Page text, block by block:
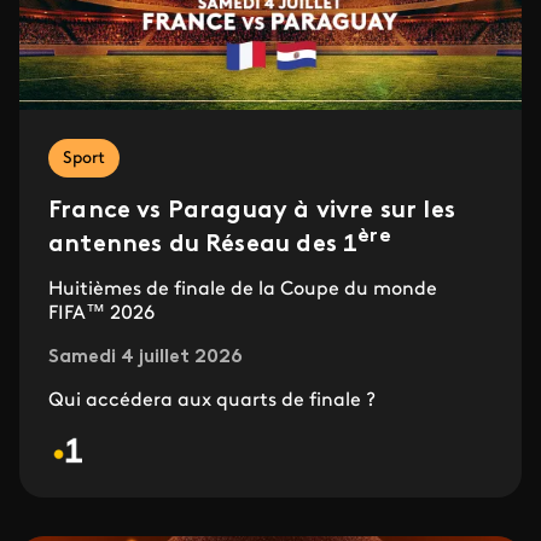
Sport
France vs Paraguay à vivre sur les
antennes du Réseau des 1ère
Huitièmes de finale de la Coupe du monde
FIFA™ 2026
Samedi 4 juillet 2026
Qui accédera aux quarts de finale ?